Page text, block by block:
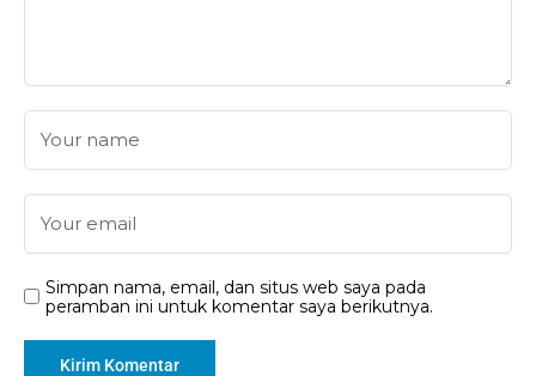
Simpan nama, email, dan situs web saya pada
peramban ini untuk komentar saya berikutnya.